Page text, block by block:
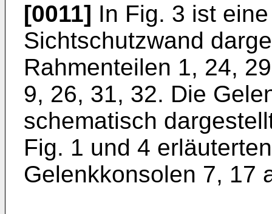
[0011] In Fig. 3 ist
Sichtschutzwand
Rahmenteilen 1, 24,
9, 26, 31, 32. Die
schematisch
Fig. 1 und 4
Gelenkkonsolen 7, 17